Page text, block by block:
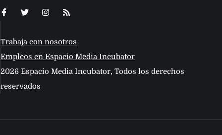
Trabaja con nosotros
Empleos en Espacio Media Incubator
2026 Espacio Media Incubator, Todos los derechos
reservados